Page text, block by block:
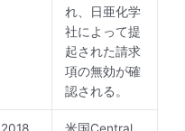
れ、日亜化学
社によって提
起された請求
項の無効が確
認される。
2018 米国Central